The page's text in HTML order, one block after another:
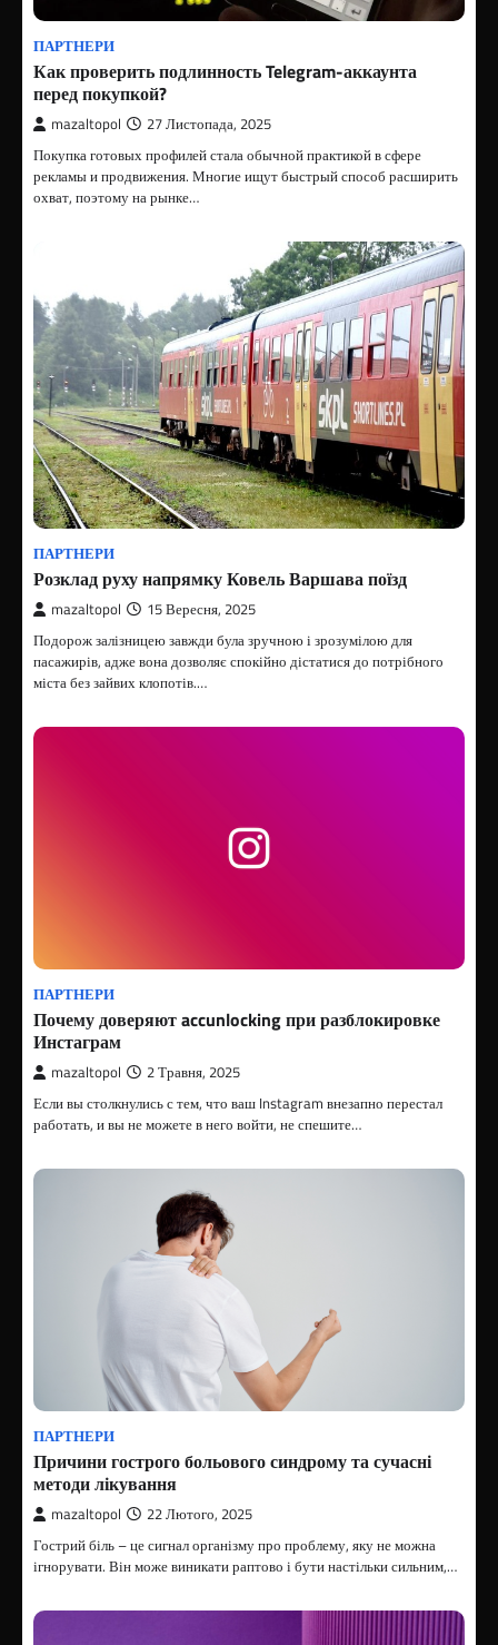
ПАРТНЕРИ
Как проверить подлинность Telegram-аккаунта
перед покупкой?
mazaltopol 27 Листопада, 2025
Покупка готовых профилей стала обычной практикой в сфере
рекламы и продвижения. Многие ищут быстрый способ расширить
охват, поэтому на рынке…
ПАРТНЕРИ
Розклад руху напрямку Ковель Варшава поїзд
mazaltopol 15 Вересня, 2025
Подорож залізницею завжди була зручною і зрозумілою для
пасажирів, адже вона дозволяє спокійно дістатися до потрібного
міста без зайвих клопотів.…
ПАРТНЕРИ
Почему доверяют accunlocking при разблокировке
Инстаграм
mazaltopol 2 Травня, 2025
Если вы столкнулись с тем, что ваш Instagram внезапно перестал
работать, и вы не можете в него войти, не спешите…
ПАРТНЕРИ
Причини гострого больового синдрому та сучасні
методи лікування
mazaltopol 22 Лютого, 2025
Гострий біль – це сигнал організму про проблему, яку не можна
ігнорувати. Він може виникати раптово і бути настільки сильним,…